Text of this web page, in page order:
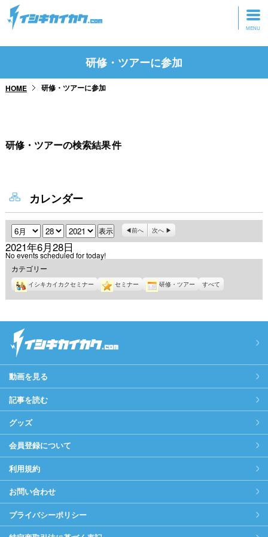
トップページ
研修・ツアーに参加
研修・ツアーに参加
HOME 研修・ツアーに参加
研修・ツアーの検索結果件
カレンダー
月 日 年 前へ 次へ
2021年6月28日
No events scheduled for today!
カテゴリー
イシキカイカクセミナー セミナー 研修・ツアー すべて
動画を見る
記事を読む
グッズ
会員登録について
利用規約
お問い合わせ
プライバシーポリシー